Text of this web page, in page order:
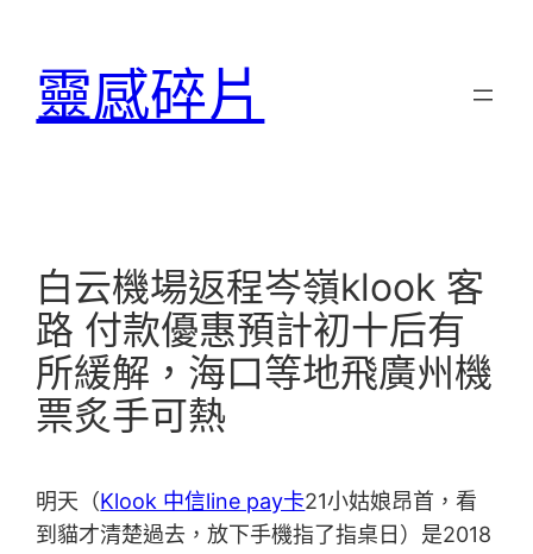
靈感碎片
白云機場返程岑嶺klook 客
路 付款優惠預計初十后有
所緩解，海口等地飛廣州機
票炙手可熱
明天（Klook 中信line pay卡21小姑娘昂首，看
到貓才清楚過去，放下手機指了指桌日）是2018